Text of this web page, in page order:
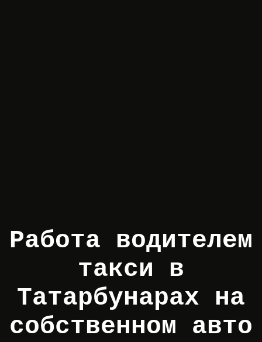
Работа водителем
такси в
Татарбунарах на
собственном авто